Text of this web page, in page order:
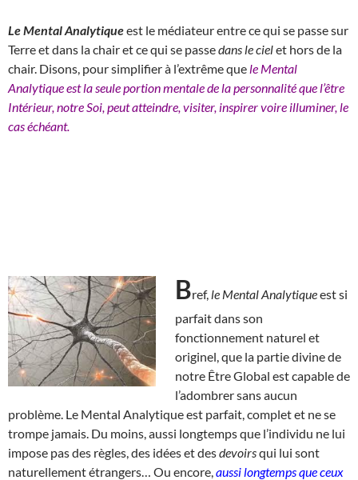
Le Mental Analytiqueest le médiateur entre ce qui se passe sur
Terre et dans la chair et ce qui se passedans le cielet hors de la
chair. Disons, pour simplifier à l’extrême que le Mental
Analytique est la seule portion mentale de la personnalité que l’être
Intérieur, notre Soi, peut atteindre, visiter, inspirer voire illuminer, le
cas échéant.
Bref, le Mental Analytiqueest si
parfait dans son
fonctionnement naturel et
originel, que la partie divine de
notre Être Global est capable de
l’adombrer sans aucun
problème. Le Mental Analytique est parfait, complet et ne se
trompe jamais. Du moins, aussi longtemps que l’individu ne lui
impose pas des règles, des idées et desdevoirsqui lui sont
naturellement étrangers… Ou encore, aussi longtemps que ceux